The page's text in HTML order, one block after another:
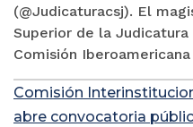
(@Judicaturacsj). El
Superior de la
Comisión
Comisión
abre convocatoria